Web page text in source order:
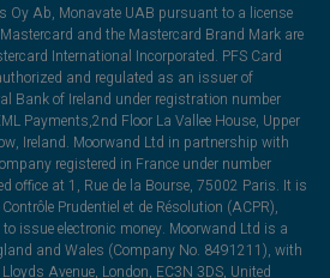
Oy Ab, Monavate UAB pursuant to a license
and the Mastercard Brand Mark are
International Incorporated. PFS Card
and regulated as an issuer of
Bank of Ireland under registration number
Payments,2nd Floor La Vallee House, Upper
Ireland. Moorwand Ltd in partnership with
registered in France under number
office at 1, Rue de la Bourse, 75002 Paris. It is
Prudentiel et de Résolution (ACPR),
issue electronic money. Moorwand Ltd is a
and Wales (Company No. 8491211), with
Avenue, London, EC3N 3DS, United